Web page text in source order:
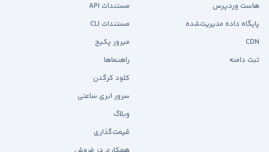
هاست وردپرس
پایگاه داده مدیریت‌شده
CDN
ثبت دامنه
مستندات API
مستندات CLI
میرور پکیج
راهنماها
کلود کرگدن
سرور ابری ساعتی
وبلاگ
قیمت‌گذاری